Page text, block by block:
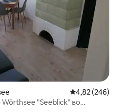
Просечна
4,82 (246)
Wörthsee "Seeblick" во